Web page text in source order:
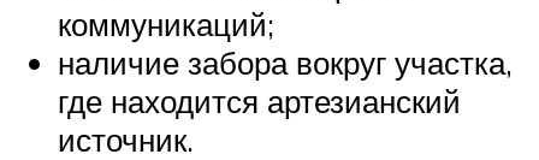
коммуникаций;
наличие забора вокруг участка,
где находится артезианский
источник.